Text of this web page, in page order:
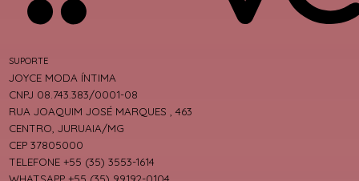
SUPORTE
JOYCE MODA ÍNTIMA
CNPJ 08.743.383/0001-08
RUA JOAQUIM JOSÉ MARQUES , 463
CENTRO, JURUAIA/MG
CEP 37805000
TELEFONE +55 (35) 3553-1614